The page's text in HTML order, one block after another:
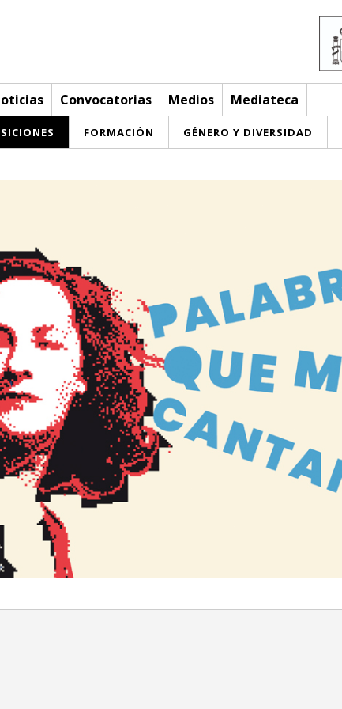
Convocatorias Medios Mediateca
FORMACIÓN GÉNERO Y DIVERSIDAD